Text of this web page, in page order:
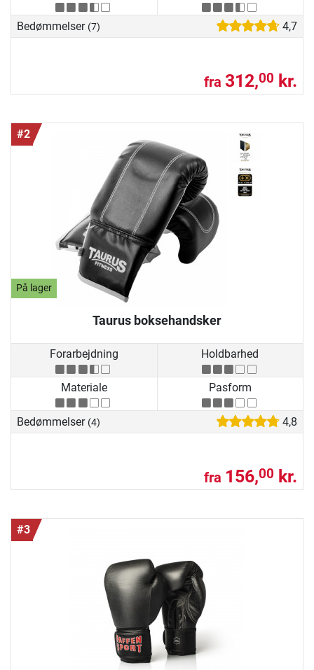
Bedømmelser (7) 4,7
fra 312,00 kr.
#2
På lager
Taurus boksehandsker
Forarbejdning Holdbarhed
Materiale Pasform
Bedømmelser (4) 4,8
fra 156,00 kr.
#3